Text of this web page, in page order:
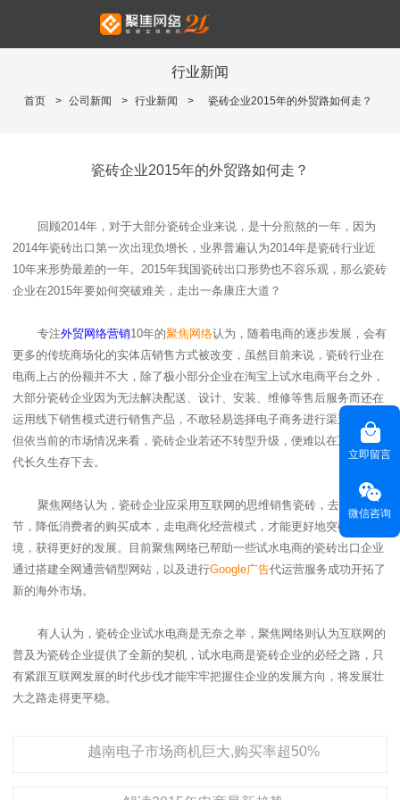
行业新闻
首页 > 公司新闻 > 行业新闻 > 瓷砖企业2015年的外贸路如何走？
瓷砖企业2015年的外贸路如何走？
回顾2014年，对于大部分瓷砖企业来说，是十分煎熬的一年，因为
2014年瓷砖出口第一次出现负增长，业界普遍认为2014年是瓷砖行业近
10年来形势最差的一年。 2015年我国瓷砖出口形势也不容乐观，那么瓷砖
企业在2015年要如何突破难关，走出一条康庄大道？
专注外贸网络营销10年的聚焦网络认为，随着电商的逐步发展，会有
更多的传统商场化的实体店销售方式被改变，虽然目前来说，瓷砖行业在
电商上占的份额并不大，除了极小部分企业在淘宝上试水电商平台之外，
大部分瓷砖企业因为无法解决配送、设计、安装、维修等售后服务而还在
运用线下销售模式进行销售产品，不敢轻易选择电子商务进行渠道升级，
但依当前的市场情况来看，瓷砖企业若还不转型升级，便难以在互联网时
代长久生存下去。
聚焦网络认为，瓷砖企业应采用互联网的思维销售瓷砖，去除中间环
节，降低消费者的购买成本，走电商化经营模式，才能更好地突破市场困
境，获得更好的发展。目前聚焦网络已帮助一些试水电商的瓷砖出口企业
通过搭建全网通营销型网站，以及进行Google广告代运营服务成功开拓了
新的海外市场。
有人认为，瓷砖企业试水电商是无奈之举，聚焦网络则认为互联网的
普及为瓷砖企业提供了全新的契机，试水电商是瓷砖企业的必经之路，只
有紧跟互联网发展的时代步伐才能牢牢把握住企业的发展方向，将发展壮
大之路走得更平稳。
越南电子市场商机巨大,购买率超50%
立即留言
微信咨询